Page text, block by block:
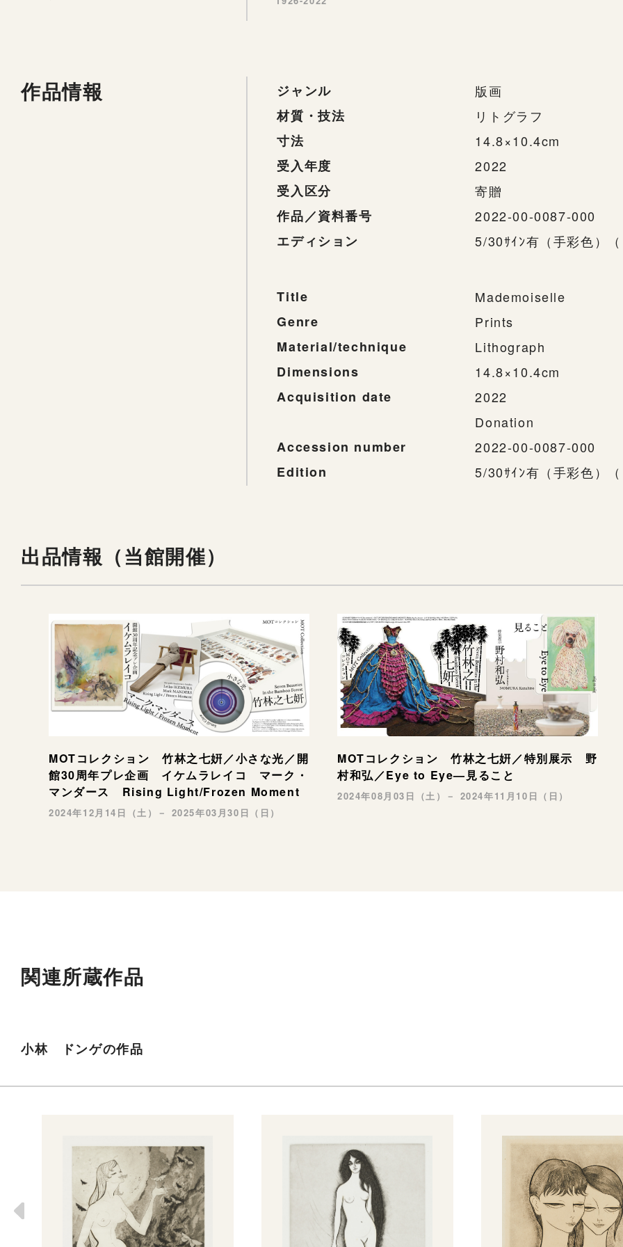
作品情報 ジャンル
版画
材質・技法
リトグラフ
寸法
14.8×10.4cm
受入年度
2022
受入区分
寄贈
作品／資料番号
2022-00-0087-000
エディション
5/30ｻｲﾝ有（手彩色）（
Title
Mademoiselle
Genre
Prints
Material/technique
Lithograph
Dimensions
14.8×10.4cm
Acquisition date
2022
Donation
Accession number
2022-00-0087-000
Edition
5/30ｻｲﾝ有（手彩色）（
出品情報（当館開催）
MOTコレクション 竹林之七姸／小さな光／開
館30周年プレ企画 イケムラレイコ マーク・
マンダース Rising Light/Frozen Moment
2024年12月14日（土）－ 2025年03月30日（日）
MOTコレクション 竹林之七姸／特別展示 野
村和弘／Eye to Eye—見ること
2024年08月03日（土）－ 2024年11月10日（日）
関連所蔵作品
小林 ドンゲの作品